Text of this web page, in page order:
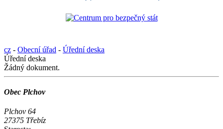
cz - Obecní úřad - Úřední deska
Úřední deska
Žádný dokument.
Obec Plchov
Plchov 64
27375 Třebíz